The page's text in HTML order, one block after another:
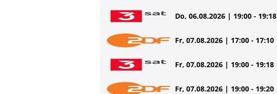
Do, 06.08.2026 | 19:00 - 19:18
Fr, 07.08.2026 | 17:00 - 17:10
Fr, 07.08.2026 | 19:00 - 19:18
Fr, 07.08.2026 | 19:00 - 19:20